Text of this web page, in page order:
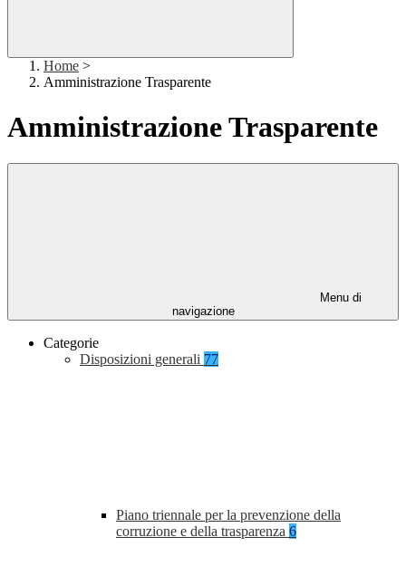
Home >
Amministrazione Trasparente
Amministrazione Trasparente
Menu di
navigazione
Categorie
Disposizioni generali 77
Piano triennale per la prevenzione della
corruzione e della trasparenza 6